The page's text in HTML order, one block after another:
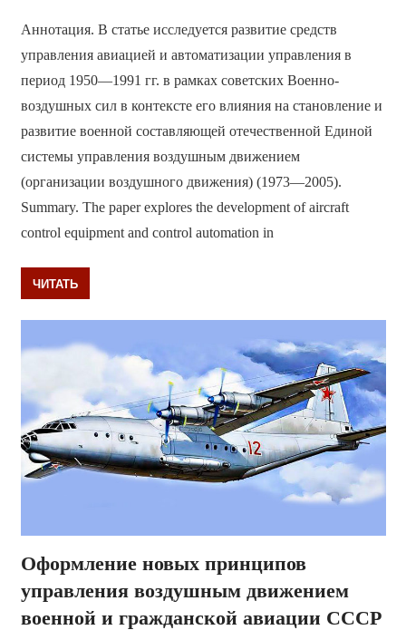
Аннотация. В статье исследуется развитие средств
управления авиацией и автоматизации управления в
период 1950—1991 гг. в рамках советских Военно-
воздушных сил в контексте его влияния на становление и
развитие военной составляющей отечественной Единой
системы управления воздушным движением
(организации воздушного движения) (1973—2005).
Summary. The paper explores the development of aircraft
control equipment and control automation in
ЧИТАТЬ
Оформление новых принципов
управления воздушным движением
военной и гражданской авиации СССР